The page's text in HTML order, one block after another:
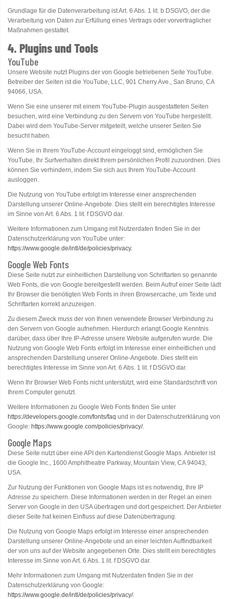
Grundlage für die Datenverarbeitung ist Art. 6 Abs. 1 lit. b DSGVO, der die
Verarbeitung von Daten zur Erfüllung eines Vertrags oder vorvertraglicher
Maßnahmen gestattet.
4. Plugins und Tools
YouTube
Unsere Website nutzt Plugins der von Google betriebenen Seite YouTube.
Betreiber der Seiten ist die YouTube, LLC, 901 Cherry Ave., San Bruno, CA
94066, USA.
Wenn Sie eine unserer mit einem YouTube-Plugin ausgestatteten Seiten
besuchen, wird eine Verbindung zu den Servern von YouTube hergestellt.
Dabei wird dem YouTube-Server mitgeteilt, welche unserer Seiten Sie
besucht haben.
Wenn Sie in Ihrem YouTube-Account eingeloggt sind, ermöglichen Sie
YouTube, Ihr Surfverhalten direkt Ihrem persönlichen Profil zuzuordnen. Dies
können Sie verhindern, indem Sie sich aus Ihrem YouTube-Account
ausloggen.
Die Nutzung von YouTube erfolgt im Interesse einer ansprechenden
Darstellung unserer Online-Angebote. Dies stellt ein berechtigtes Interesse
im Sinne von Art. 6 Abs. 1 lit. f DSGVO dar.
Weitere Informationen zum Umgang mit Nutzerdaten finden Sie in der
Datenschutzerklärung von YouTube unter:
https://www.google.de/intl/de/policies/privacy.
Google Web Fonts
Diese Seite nutzt zur einheitlichen Darstellung von Schriftarten so genannte
Web Fonts, die von Google bereitgestellt werden. Beim Aufruf einer Seite lädt
Ihr Browser die benötigten Web Fonts in ihren Browsercache, um Texte und
Schriftarten korrekt anzuzeigen.
Zu diesem Zweck muss der von Ihnen verwendete Browser Verbindung zu
den Servern von Google aufnehmen. Hierdurch erlangt Google Kenntnis
darüber, dass über Ihre IP-Adresse unsere Website aufgerufen wurde. Die
Nutzung von Google Web Fonts erfolgt im Interesse einer einheitlichen und
ansprechenden Darstellung unserer Online-Angebote. Dies stellt ein
berechtigtes Interesse im Sinne von Art. 6 Abs. 1 lit. f DSGVO dar.
Wenn Ihr Browser Web Fonts nicht unterstützt, wird eine Standardschrift von
Ihrem Computer genutzt.
Weitere Informationen zu Google Web Fonts finden Sie unter
https://developers.google.com/fonts/faq und in der Datenschutzerklärung von
Google: https://www.google.com/policies/privacy/.
Google Maps
Diese Seite nutzt über eine API den Kartendienst Google Maps. Anbieter ist
die Google Inc., 1600 Amphitheatre Parkway, Mountain View, CA 94043,
USA.
Zur Nutzung der Funktionen von Google Maps ist es notwendig, Ihre IP
Adresse zu speichern. Diese Informationen werden in der Regel an einen
Server von Google in den USA übertragen und dort gespeichert. Der Anbieter
dieser Seite hat keinen Einfluss auf diese Datenübertragung.
Die Nutzung von Google Maps erfolgt im Interesse einer ansprechenden
Darstellung unserer Online-Angebote und an einer leichten Auffindbarkeit
der von uns auf der Website angegebenen Orte. Dies stellt ein berechtigtes
Interesse im Sinne von Art. 6 Abs. 1 lit. f DSGVO dar.
Mehr Informationen zum Umgang mit Nutzerdaten finden Sie in der
Datenschutzerklärung von Google:
https://www.google.de/intl/de/policies/privacy/.